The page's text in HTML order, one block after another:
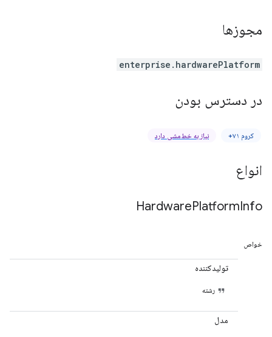
مجوزها
enterprise.hardwarePlatform
در دسترس بودن
کروم ۷۱+ نیاز به خط‌مشی دارد
انواع
HardwarePlatformInfo
خواص
تولیدکننده
رشته
مدل